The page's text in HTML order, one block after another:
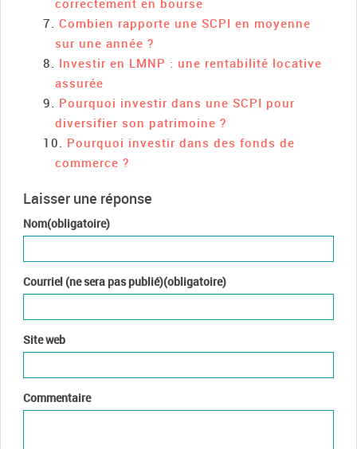
Combien rapporte une SCPI en moyenne
sur une année ?
Investir en LMNP : une rentabilité locative
assurée
Pourquoi investir dans une SCPI pour
diversifier son patrimoine ?
Pourquoi investir dans des fonds de
commerce ?
Laisser une réponse
Nom(obligatoire)
Courriel (ne sera pas publié)(obligatoire)
Site web
Commentaire